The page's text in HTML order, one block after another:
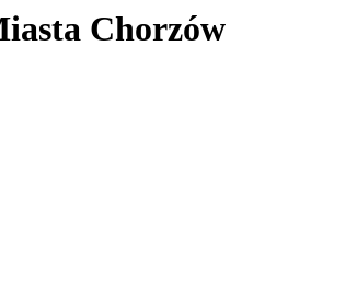
Chorzów